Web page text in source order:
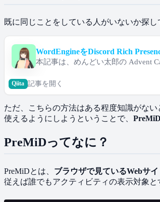
既に​同じ​ことを​している​人が​いないか探し
WordEngineを​Discord Rich
本記事は、​めんどい​太郎の​ Advent
Qiita 記事を​開く
ただ、​こちらの​方法は​ある​程度知識が​な
使えるようにしようと​いう​ことで、
PreMiDってなに？
PreMiDとは、 ブラウザで​見ている​Webサ
従えば​誰でも​アクティビティの​表示対象